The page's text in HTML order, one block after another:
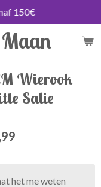
150€
Wierook
Salie
het me weten